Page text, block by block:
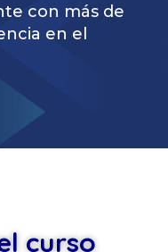
con más de
en el
curso